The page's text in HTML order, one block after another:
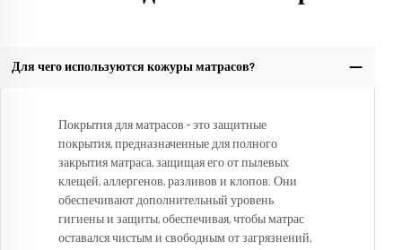
Для чего используются кожуры матрасов?
Покрытия для матрасов - это защитные
покрытия, предназначенные для полного
закрытия матраса, защищая его от пылевых
клещей, аллергенов, разливов и клопов. Они
обеспечивают дополнительный уровень
гигиены и защиты, обеспечивая, чтобы матрас
оставался чистым и свободным от загрязнений,